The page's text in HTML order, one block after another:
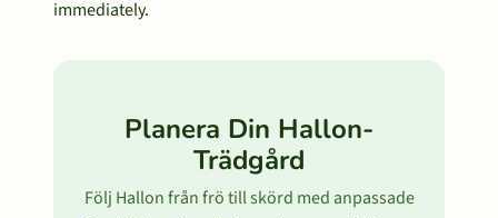
immediately.
Planera Din Hallon-
Trädgård
Följ Hallon från frö till skörd med anpassade